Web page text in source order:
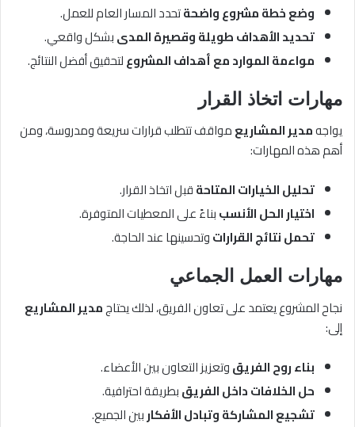
وضع خطة مشروع واضحةتحدد المسار العام للعمل.
تحديد الأهداف طويلة وقصيرة المدىبشكل واقعي.
مواءمة الموارد مع أهداف المشروعلتحقيق أفضل النتائج.
مهارات اتخاذ القرار
يواجهمدير المشاريعمواقف تتطلب قرارات سريعة ومدروسة، ومن
أهم هذه المهارات:
تحليل الخيارات المتاحةقبل اتخاذ القرار.
اختيار الحل الأنسببناءً على المعطيات المتوفرة.
تحمل نتائج القراراتوتحسينها عند الحاجة.
مهارات العمل الجماعي
نجاح المشروع يعتمد على تعاون الفريق، لذلك يحتاجمدير المشاريع
إلى:
بناء روح الفريقوتعزيز التعاون بين الأعضاء.
حل الخلافات داخل الفريقبطريقة احترافية.
تشجيع المشاركة وتبادل الأفكاربين الجميع.